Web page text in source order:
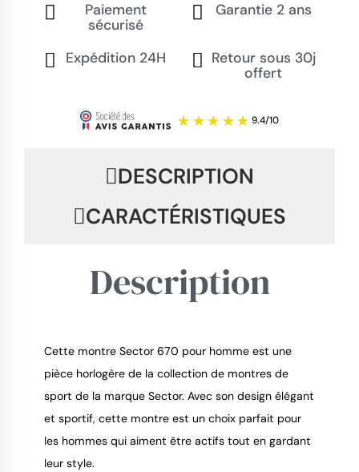
Paiement
sécurisé
Garantie 2 ans
Expédition 24H
Retour sous 30j
offert
DESCRIPTION
CARACTÉRISTIQUES
Description
Cette montre Sector 670 pour homme est une
pièce horlogère de la collection de montres de
sport de la marque Sector. Avec son design élégant
et sportif, cette montre est un choix parfait pour
les hommes qui aiment être actifs tout en gardant
leur style.